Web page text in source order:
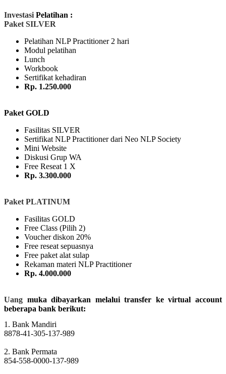
Investasi Pelatihan :
Paket SILVER
Pelatihan NLP Practitioner 2 hari
Modul pelatihan
Lunch
Workbook
Sertifikat kehadiran
Rp. 1.250.000
Paket GOLD
Fasilitas SILVER
Sertifikat NLP Practitioner dari Neo NLP Society
Mini Website
Diskusi Grup WA
Free Reseat 1 X
Rp. 3.300.000
Paket PLATINUM
Fasilitas GOLD
Free Class (Pilih 2)
Voucher diskon 20%
Free reseat sepuasnya
Free paket alat sulap
Rekaman materi NLP Practitioner
Rp. 4.000.000
Uang muka dibayarkan melalui transfer ke virtual account
beberapa bank berikut:
1. Bank Mandiri
8878-41-305-137-989
2. Bank Permata
854-558-0000-137-989